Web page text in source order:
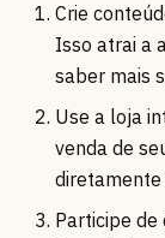
Crie
Isso atrai a
saber mais
Use a loja
venda de
Participe de